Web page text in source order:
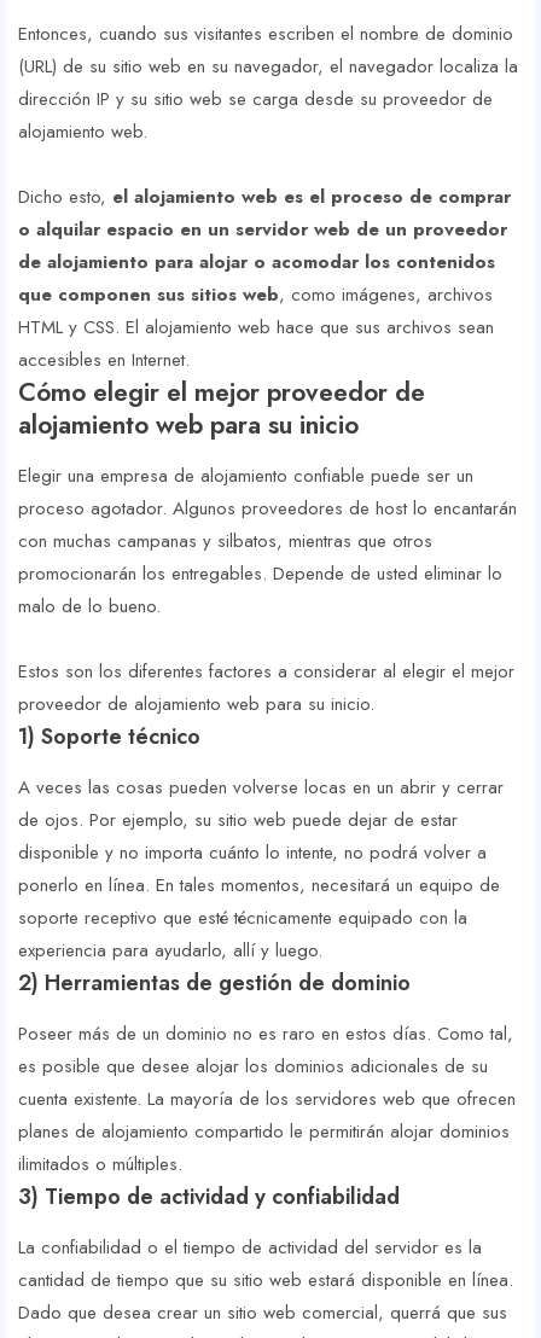
Entonces, cuando sus visitantes escriben el nombre de dominio
(URL) de su sitio web en su navegador, el navegador localiza la
dirección IP y su sitio web se carga desde su proveedor de
alojamiento web.
Dicho esto, el alojamiento web es el proceso de comprar
o alquilar espacio en un servidor web de un proveedor
de alojamiento para alojar o acomodar los contenidos
que componen sus sitios web, como imágenes, archivos
HTML y CSS. El alojamiento web hace que sus archivos sean
accesibles en Internet.
Cómo elegir el mejor proveedor de
alojamiento web para su inicio
Elegir una empresa de alojamiento confiable puede ser un
proceso agotador. Algunos proveedores de host lo encantarán
con muchas campanas y silbatos, mientras que otros
promocionarán los entregables. Depende de usted eliminar lo
malo de lo bueno.
Estos son los diferentes factores a considerar al elegir el mejor
proveedor de alojamiento web para su inicio.
1) Soporte técnico
A veces las cosas pueden volverse locas en un abrir y cerrar
de ojos. Por ejemplo, su sitio web puede dejar de estar
disponible y no importa cuánto lo intente, no podrá volver a
ponerlo en línea. En tales momentos, necesitará un equipo de
soporte receptivo que esté técnicamente equipado con la
experiencia para ayudarlo, allí y luego.
2) Herramientas de gestión de dominio
Poseer más de un dominio no es raro en estos días. Como tal,
es posible que desee alojar los dominios adicionales de su
cuenta existente. La mayoría de los servidores web que ofrecen
planes de alojamiento compartido le permitirán alojar dominios
ilimitados o múltiples.
3) Tiempo de actividad y confiabilidad
La confiabilidad o el tiempo de actividad del servidor es la
cantidad de tiempo que su sitio web estará disponible en línea.
Dado que desea crear un sitio web comercial, querrá que sus